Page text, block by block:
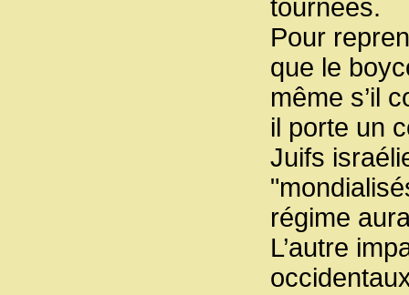
tournées.
Pour
que le
même s’il
il porte un
Juifs
régime
L’autre